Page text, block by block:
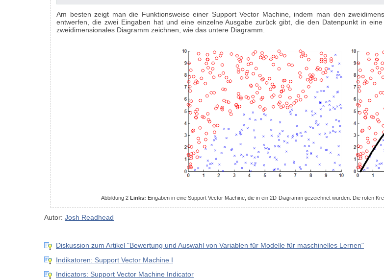
Am besten zeigt man die Funktionsweise einer Support Vector Machine, indem man den
entwerfen, die zwei Eingaben hat und eine einzelne Ausgabe zurück gibt, die den Datenpunkt in
zweidimensionales Diagramm zeichnen, wie das untere Diagramm.
Abbildung 2 Links: Eingaben in eine Support Vector Machine, die in ein 2D-Diagramm gezeichnet wurden. Die roten
Autor: Josh Readhead
Diskussion zum Artikel "Bewertung und Auswahl von Variablen für Modelle für maschinelles Lernen"
Indikatoren: Support Vector Machine I
Indicators: Support Vector Machine Indicator